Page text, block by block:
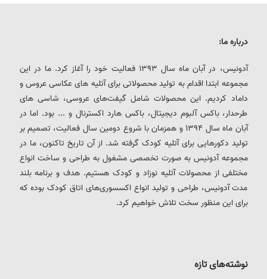
نوشته‌های تازه
درباره ما:
آدونیس، در آبان ماه سال 1393 فعالیت خود را آغاز کرد. ما در این
مجموعه ابتدا اقدام به تولید محصولاتی برای آتلیه های عکاسی عروس و
داماد کردیم. این محصولات شامل گیفت‌های عروسی، شاسی های
طرحدار، باکس آلبوم دیجیتال، باکس هارد اکسترنال و ... بود. اما در
آبان ماه سال 1394 و همزمان با شروع دومین سال فعالیت، تصمیم بر
تولید دکورهایی برای آتلیه کودک گرفته شد. از آن تاریخ تاکنون، ما در
مجموعه آدونیس به صورت تخصصی مشغول به طراحی و ساخت انواع
مختلفی از محصولات آتلیه نوزاد و کودک هستیم. هدف و برنامه بلند
مدت آدونیس، طراحی و تولید انواع اکسسوری‌های اتاق کودک بوده که
برای این منظور سخت تلاش خواهیم کرد.